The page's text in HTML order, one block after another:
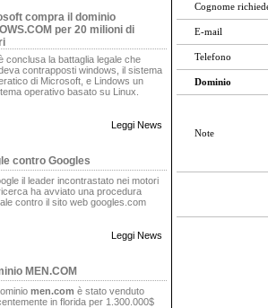
compra il dominio
per 20 milioni di
conclusa la battaglia legale che
contrapposti windows, il sistema
di Microsoft, e Lindows un
operativo basato su Linux.
Leggi News
contro Googles
il leader incontrastato nei motori
ha avviato una procedura
contro il sito web googles.com
Leggi News
MEN.COM
men.com è stato venduto
in florida per 1.300.000$
Cognome
E-mail
Telefono
Dominio
Note